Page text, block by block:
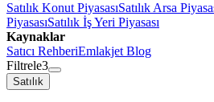
Satılık Konut PiyasasıSatılık Arsa
PiyasasıSatılık İş Yeri Piyasası
Kaynaklar
Satıcı RehberiEmlakjet Blog
Filtrele3
Satılık